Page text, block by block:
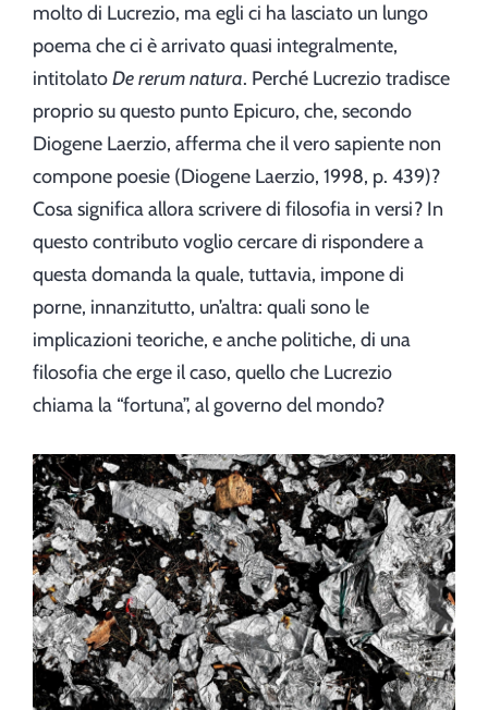
molto di Lucrezio, ma egli ci ha lasciato un lungo
poema che ci è arrivato quasi integralmente,
intitolatoDe rerum natura. Perché Lucrezio tradisce
proprio su questo punto Epicuro, che, secondo
Diogene Laerzio, afferma che il vero sapiente non
compone poesie (Diogene Laerzio, 1998, p. 439)?
Cosa significa allora scrivere di filosofia in versi? In
questo contributo voglio cercare di rispondere a
questa domanda la quale, tuttavia, impone di
porne, innanzitutto, un’altra: quali sono le
implicazioni teoriche, e anche politiche, di una
filosofia che erge il caso, quello che Lucrezio
chiama la “fortuna”, al governo del mondo?